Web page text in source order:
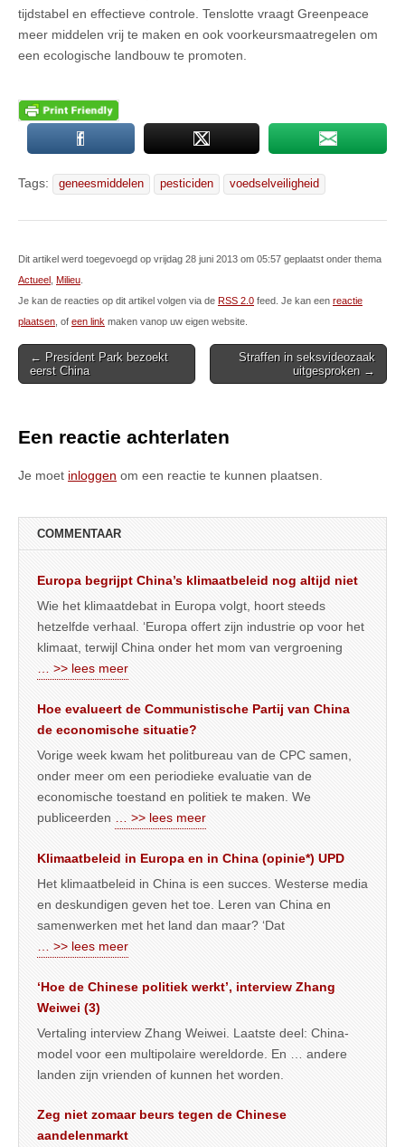
tijdstabel en effectieve controle. Tenslotte vraagt Greenpeace
meer middelen vrij te maken en ook voorkeursmaatregelen om
een ecologische landbouw te promoten.
Tags: geneesmiddelen pesticiden voedselveiligheid
Dit artikel werd toegevoegd op vrijdag 28 juni 2013 om 05:57 geplaatst onder thema
Actueel Milieu
Je kan de reacties op dit artikel volgen via de RSS 2.0 feed. Je kan een reactie
plaatsen , of een link maken vanop uw eigen website.
Post
navigation
← President Park bezoekt
eerst China
Straffen in seksvideozaak
uitgesproken →
Een reactie achterlaten
Je moet inloggen om een reactie te kunnen plaatsen.
COMMENTAAR
Europa begrijpt China’s klimaatbeleid nog altijd niet
Wie het klimaatdebat in Europa volgt, hoort steeds
hetzelfde verhaal. ‘Europa offert zijn industrie op voor het
klimaat, terwijl China onder het mom van vergroening
… >> lees meer
Hoe evalueert de Communistische Partij van China
de economische situatie?
Vorige week kwam het politbureau van de CPC samen,
onder meer om een periodieke evaluatie van de
economische toestand en politiek te maken. We
publiceerden
… >> lees meer
Klimaatbeleid in Europa en in China (opinie*) UPD
Het klimaatbeleid in China is een succes. Westerse media
en deskundigen geven het toe. Leren van China en
samenwerken met het land dan maar? ‘Dat
… >> lees meer
‘Hoe de Chinese politiek werkt’, interview Zhang
Weiwei (3)
Vertaling interview Zhang Weiwei. Laatste deel: China-
model voor een multipolaire wereldorde. En … andere
landen zijn vrienden of kunnen het worden.
Zeg niet zomaar beurs tegen de Chinese
aandelenmarkt